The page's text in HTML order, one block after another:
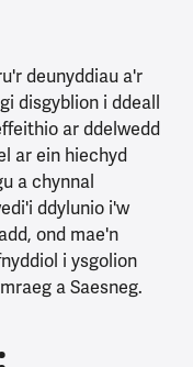
deunyddiau a'r
disgyblion i ddeall
ar ddelwedd
ar ein hiechyd
a chynnal
ddylunio i'w
ond mae'n
i ysgolion
a Saesneg.